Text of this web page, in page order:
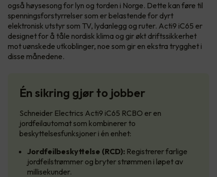
også høysesong for lyn og torden i Norge. Dette kan føre til
spenningsforstyrrelser som er belastende for dyrt
elektronisk utstyr som TV, lydanlegg og ruter. Acti9 iC65 er
designet for å tåle nordisk klima og gir økt driftssikkerhet
mot uønskede utkoblinger, noe som gir en ekstra trygghet i
disse månedene.
Én sikring gjør to jobber
Schneider Electrics Acti9 iC65 RCBO er en
jordfeilautomat som kombinerer to
beskyttelsesfunksjoner i én enhet:
Jordfeilbeskyttelse (RCD): Registrerer farlige
jordfeilstrømmer og bryter strømmen i løpet av
millisekunder.